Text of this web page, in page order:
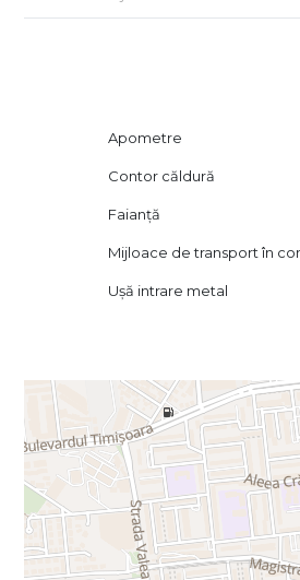
Camere de supraveghere pe
Instalații electrice schimbate
Instalații sanitare schimbate
Beneficii locație
Lângă metrou Râul Doamnei
Școli și grădinițe în zonă
Aproape de parcuri și zone verzi
Avantaje
Apartament renovat integral
Bloc reabilitat și bine întreținut
Vedere panoramică asupra
Ideal pentru locuire sau investiție
Pentru informații suplimentare
Apometre
Contor căldură
Faianță
Mijloace de transport în
Ușă intrare metal